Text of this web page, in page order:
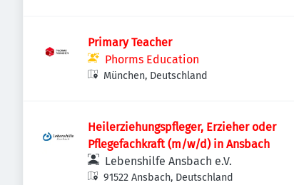
Primary Teacher
Phorms Education
München, Deutschland
Heilerziehungspfleger, Erzieher oder
Pflegefachkraft (m/w/d) in Ansbach
Lebenshilfe Ansbach e.V.
91522 Ansbach, Deutschland